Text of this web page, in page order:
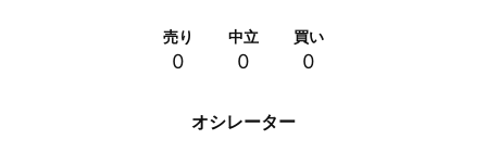
オシレーター
売り
0
中立
0
買い
0